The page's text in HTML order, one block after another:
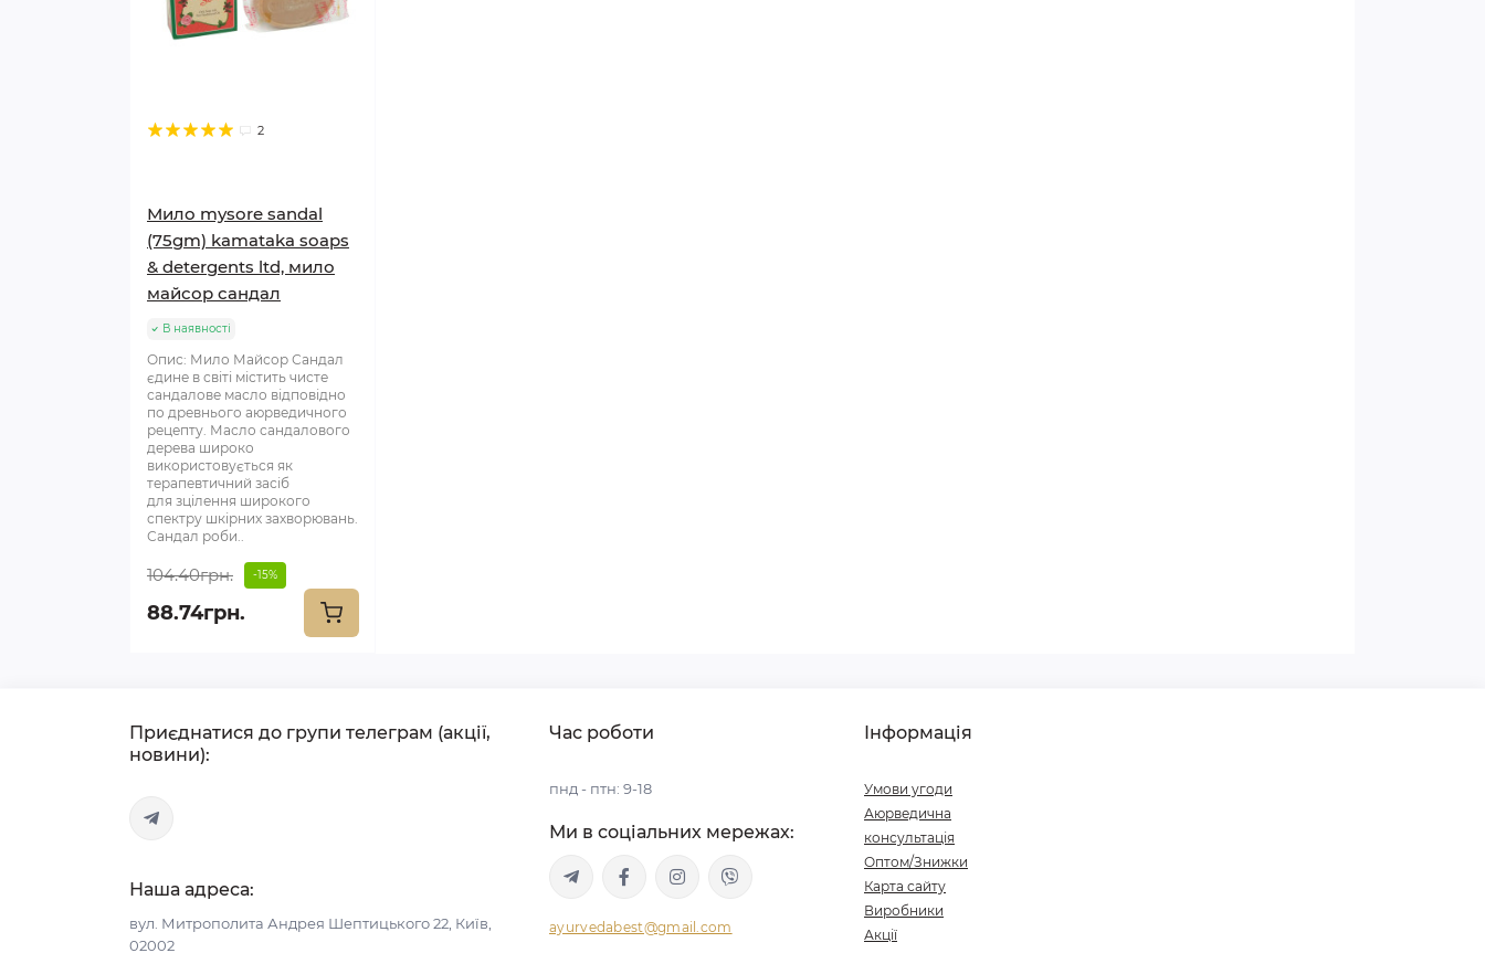
2
Мило mysore sandal
(75gm) kamataka soaps
& detergents ltd, мило
майсор сандал
В наявності
Опис: Мило Майсор Сандал
єдине в світі містить чисте
сандалове масло відповідно
по древнього аюрведичного
рецепту. Масло сандалового
дерева широко
використовується як
терапевтичний засіб
для зцілення широкого
спектру шкірних захворювань.
Сандал роби..
104.40грн. -15%
88.74грн.
Приєднатися до групи телеграм (акції,
новини):
Наша адреса:
вул. Митрополита Андрея Шептицького 22, Київ,
02002
Час роботи
пнд - птн: 9-18
Ми в соціальних мережах:
ayurvedabest@gmail.com
Інформація
Умови угоди
Аюрведична
консультація
Оптом/Знижки
Карта сайту
Виробники
Акції